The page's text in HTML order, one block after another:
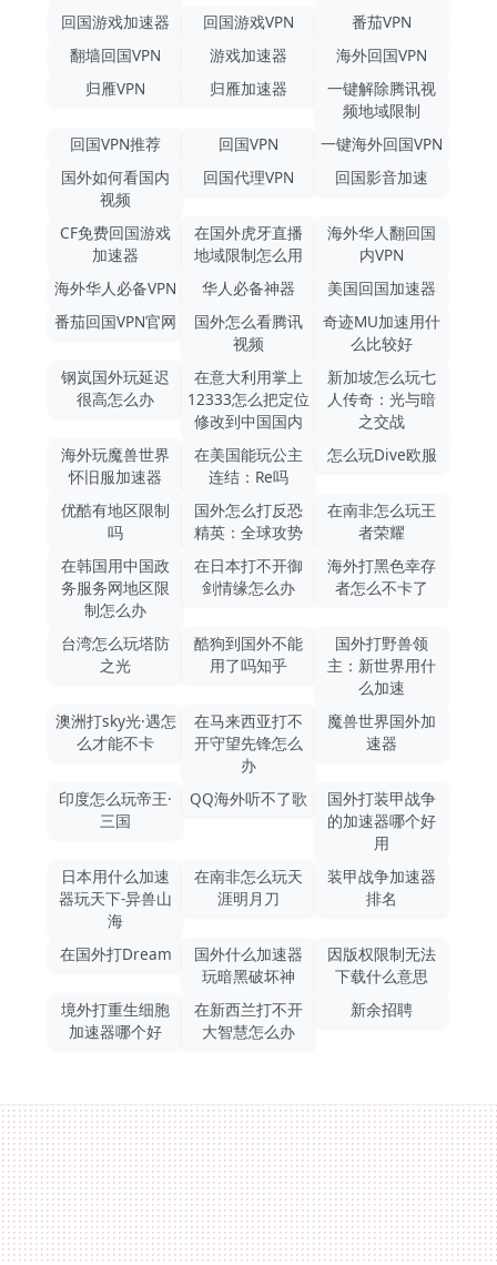
回国游戏加速器
回国游戏VPN
番茄VPN
翻墙回国VPN
游戏加速器
海外回国VPN
归雁VPN
归雁加速器
一键解除腾讯视
频地域限制
回国VPN推荐
回国VPN
一键海外回国VPN
国外如何看国内
视频
回国代理VPN 回国影音加速
CF免费回国游戏
加速器
在国外虎牙直播
地域限制怎么用
海外华人翻回国
内VPN
海外华人必备VPN
华人必备神器
美国回国加速器
番茄回国VPN官网
国外怎么看腾讯
视频
奇迹MU加速用什
么比较好
钢岚国外玩延迟
很高怎么办
在意大利用掌上
12333怎么把定位
修改到中国国内
新加坡怎么玩七
人传奇：光与暗
之交战
海外玩魔兽世界
怀旧服加速器
在美国能玩公主
连结：Re吗
怎么玩Dive欧服
优酷有地区限制
吗
国外怎么打反恐
精英：全球攻势
在南非怎么玩王
者荣耀
在韩国用中国政
务服务网地区限
制怎么办
在日本打不开御
剑情缘怎么办
海外打黑色幸存
者怎么不卡了
台湾怎么玩塔防
之光
酷狗到国外不能
用了吗知乎
国外打野兽领
主：新世界用什
么加速
澳洲打sky光·遇怎
么才能不卡
在马来西亚打不
开守望先锋怎么
办
魔兽世界国外加
速器
印度怎么玩帝王·
三国
QQ海外听不了歌
国外打装甲战争
的加速器哪个好
用
日本用什么加速
器玩天下-异兽山
海
在南非怎么玩天
涯明月刀
装甲战争加速器
排名
在国外打Dream
国外什么加速器
玩暗黑破坏神
因版权限制无法
下载什么意思
境外打重生细胞
加速器哪个好
在新西兰打不开
大智慧怎么办
新余招聘